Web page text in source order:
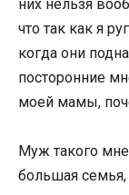
них нельзя
что так как я
когда они
посторонние
моей мамы,
Муж такого
большая семья,